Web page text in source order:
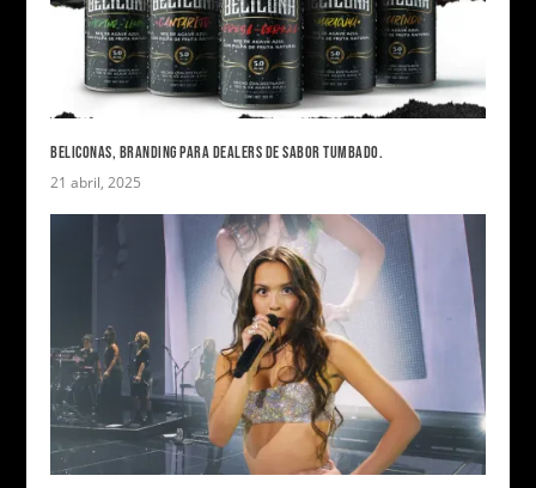
BELICONAS, BRANDING PARA DEALERS DE SABOR TUMBADO.
21 abril, 2025